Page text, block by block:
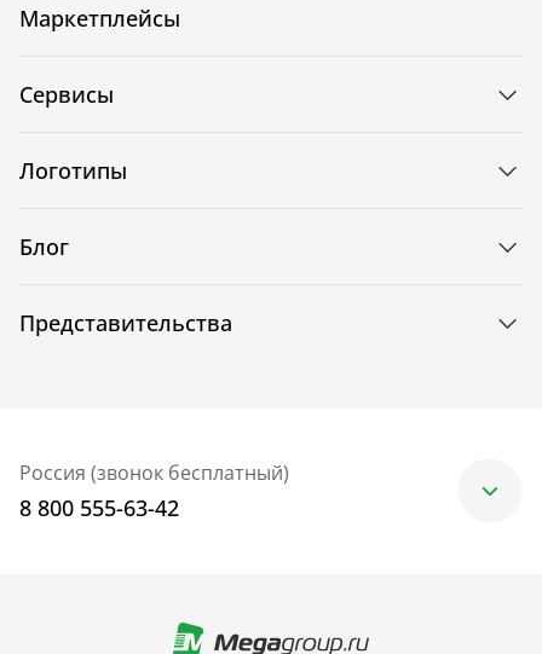
Маркетплейсы
Сервисы
Логотипы
Блог
Представительства
Россия (звонок бесплатный)
8 800 555-63-42
+7 (499) 705-30-10